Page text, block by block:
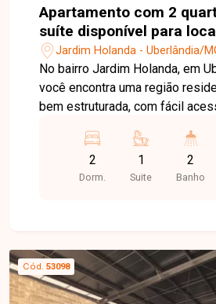
Apartamento com 2
suíte disponível para
Jardim Holanda em
Jardim Holanda - Uberlândia/
No bairro Jardim Holanda, em
você encontra uma região
bem estruturada, com fácil
supermercados, escolas,
comércios, proporcionando
qualidade de vida. Apartamento disponível para
armários, sendo 1 suíte com ar-
banheiro social com box e
armários, fogão e forno, área
2
Dorm.
1
Suite
2
Banho
Cód. 53098